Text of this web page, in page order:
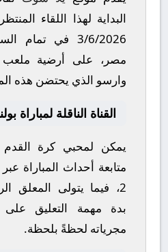
البداية لهذا اللقاء
3/6/2026في تمام
مصر، على أرضية ملعب
وارسو الذي يحتضن هذه
القناة الناقلة لمباراة
يمكن لمحبي كرة
متابعة أحداث المباراة عبر
2، فيما يتولى المعلق
بدة مهمة التعليق على
مجرياته لحظةً بلحظة.